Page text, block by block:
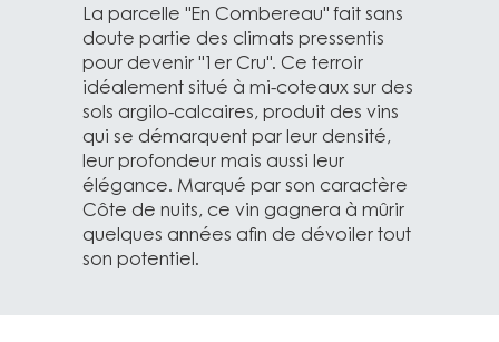
La parcelle "En Combereau" fait sans
doute partie des climats pressentis
pour devenir "1er Cru". Ce terroir
idéalement situé à mi-coteaux sur des
sols argilo-calcaires, produit des vins
qui se démarquent par leur densité,
leur profondeur mais aussi leur
élégance. Marqué par son caractère
Côte de nuits, ce vin gagnera à mûrir
quelques années afin de dévoiler tout
son potentiel.